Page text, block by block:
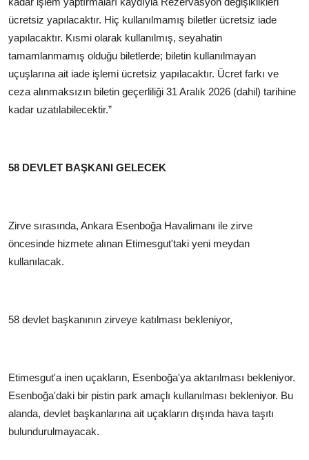
ücretsiz yapılacaktır. Hiç kullanılmamış biletler ücretsiz iade
yapılacaktır. Kısmi olarak kullanılmış, seyahatin
tamamlanmamış olduğu biletlerde; biletin kullanılmayan
uçuşlarına ait iade işlemi ücretsiz yapılacaktır. Ücret farkı ve
ceza alınmaksızın biletin geçerliliği 31 Aralık 2026 (dahil) tarihine
kadar uzatılabilecektir.”
58 DEVLET BAŞKANI GELECEK
Zirve sırasında, Ankara Esenboğa Havalimanı ile zirve
öncesinde hizmete alınan Etimesgut'taki yeni meydan
kullanılacak.
58 devlet başkanının zirveye katılması bekleniyor,
Etimesgut'a inen uçakların, Esenboğa'ya aktarılması bekleniyor.
Esenboğa'daki bir pistin park amaçlı kullanılması bekleniyor. Bu
alanda, devlet başkanlarına ait uçakların dışında hava taşıtı
bulundurulmayacak.